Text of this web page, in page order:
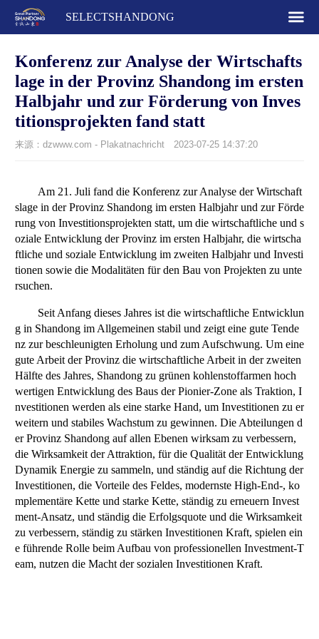
SELECTSHANDONG
Konferenz zur Analyse der Wirtschafts
lage in der Provinz Shandong im ersten
Halbjahr und zur Förderung von Inves
titionsprojekten fand statt
来源：dzwww.com - Plakatnachricht 2023-07-25 14:37:20
Am 21. Juli fand die Konferenz zur Analyse der Wirtschaft
slage in der Provinz Shandong im ersten Halbjahr und zur Förde
rung von Investitionsprojekten statt, um die wirtschaftliche und s
oziale Entwicklung der Provinz im ersten Halbjahr, die wirtscha
ftliche und soziale Entwicklung im zweiten Halbjahr und Investi
tionen sowie die Modalitäten für den Bau von Projekten zu unte
rsuchen.
Seit Anfang dieses Jahres ist die wirtschaftliche Entwicklun
g in Shandong im Allgemeinen stabil und zeigt eine gute Tende
nz zur beschleunigten Erholung und zum Aufschwung. Um eine
gute Arbeit der Provinz die wirtschaftliche Arbeit in der zweiten
Hälfte des Jahres, Shandong zu grünen kohlenstoffarmen hoch
wertigen Entwicklung des Baus der Pionier-Zone als Traktion, I
nvestitionen werden als eine starke Hand, um Investitionen zu er
weitern und stabiles Wachstum zu gewinnen. Die Abteilungen d
er Provinz Shandong auf allen Ebenen wirksam zu verbessern,
die Wirksamkeit der Attraktion, für die Qualität der Entwicklung
Dynamik Energie zu sammeln, und ständig auf die Richtung der
Investitionen, die Vorteile des Feldes, modernste High-End-, ko
mplementäre Kette und starke Kette, ständig zu erneuern Invest
ment-Ansatz, und ständig die Erfolgsquote und die Wirksamkeit
zu verbessern, ständig zu stärken Investitionen Kraft, spielen ein
e führende Rolle beim Aufbau von professionellen Investment-T
eam, nutzen die Macht der sozialen Investitionen Kraft.